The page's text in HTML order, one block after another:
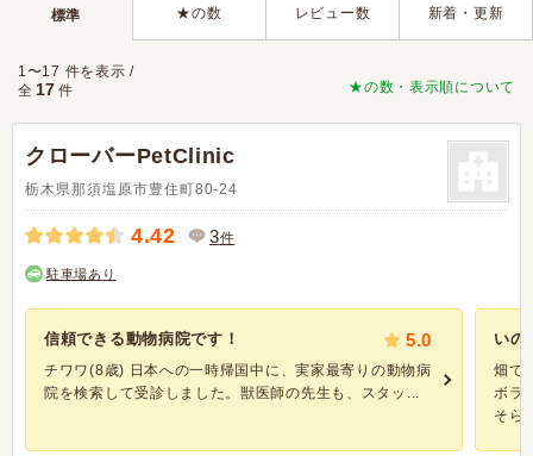
標準 ★の数 レビュー数 新着・更新
★の数・表示順について
1〜17 件を表示 /
全 17 件
クローバーPetClinic
栃木県那須塩原市豊住町80-24
4.42 3件
駐車場あり
信頼できる動物病院です！ 5.0
チワワ(8歳) 日本への一時帰国中に、実家最寄りの動物病
院を検索して受診しました。獣医師の先生も、スタッ...
いの
畑で
ボラ
そら